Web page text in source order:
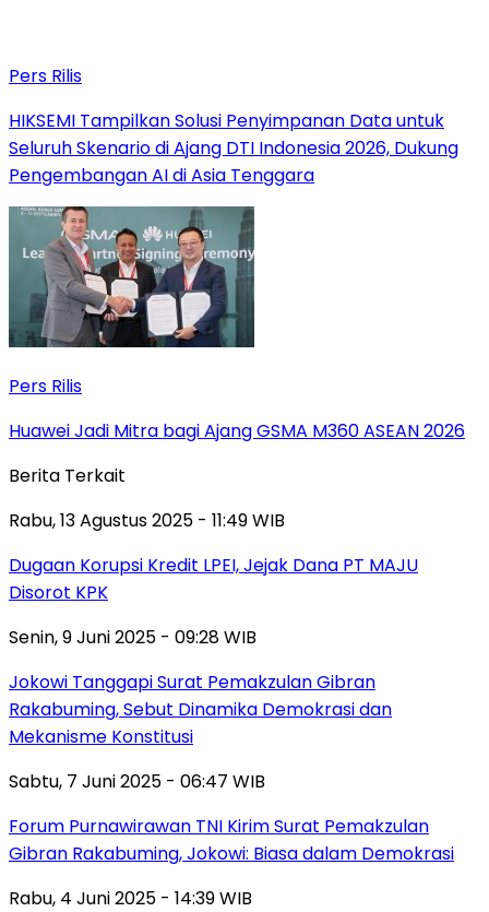
Pers Rilis
HIKSEMI Tampilkan Solusi Penyimpanan Data untuk
Seluruh Skenario di Ajang DTI Indonesia 2026, Dukung
Pengembangan AI di Asia Tenggara
Pers Rilis
Huawei Jadi Mitra bagi Ajang GSMA M360 ASEAN 2026
Berita Terkait
Rabu, 13 Agustus 2025 - 11:49 WIB
Dugaan Korupsi Kredit LPEI, Jejak Dana PT MAJU
Disorot KPK
Senin, 9 Juni 2025 - 09:28 WIB
Jokowi Tanggapi Surat Pemakzulan Gibran
Rakabuming, Sebut Dinamika Demokrasi dan
Mekanisme Konstitusi
Sabtu, 7 Juni 2025 - 06:47 WIB
Forum Purnawirawan TNI Kirim Surat Pemakzulan
Gibran Rakabuming, Jokowi: Biasa dalam Demokrasi
Rabu, 4 Juni 2025 - 14:39 WIB